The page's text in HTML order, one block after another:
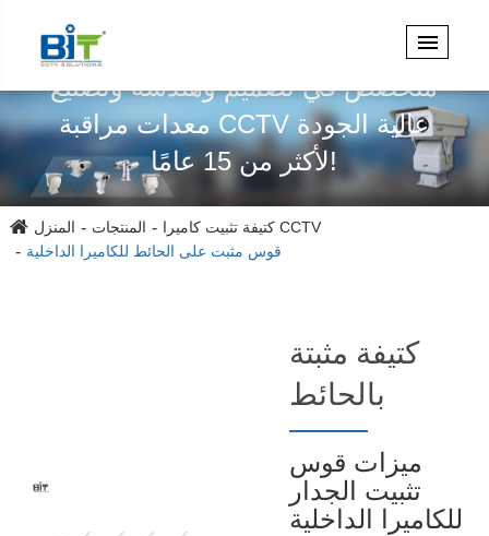
متخصص في تصميم وهندسة وتصنيع
معدات مراقبة CCTV عالية الجودة
لأكثر من 15 عامًا!
المنزل المنتجات
كتيفة تثبيت كاميرا CCTV
قوس مثبت على الحائط للكاميرا الداخلية
كتيفة مثبتة
بالحائط
ميزات قوس
تثبيت الجدار
للكاميرا الداخلية